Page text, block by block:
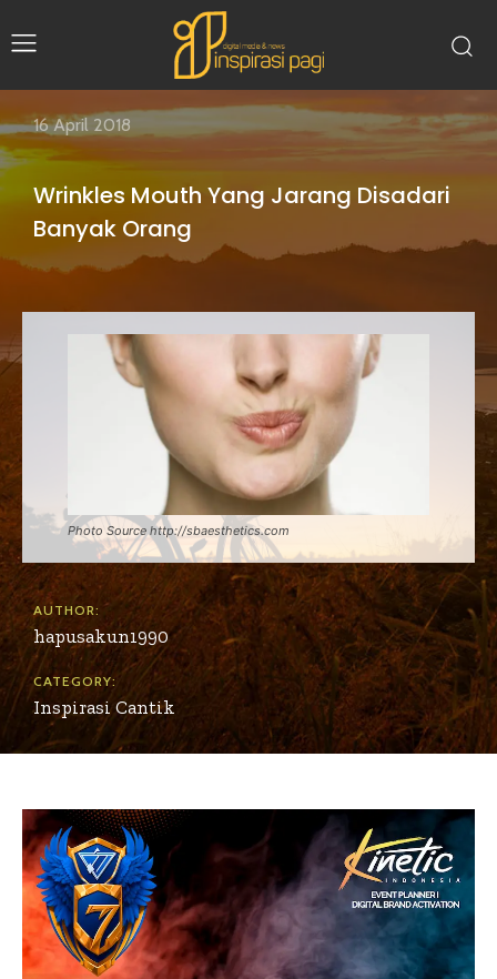
Wrinkles Mouth Yang Jarang Disadari
Banyak Orang
Photo Source http://sbaesthetics.com
16 April 2018
AUTHOR:
hapusakun1990
CATEGORY:
Inspirasi Cantik